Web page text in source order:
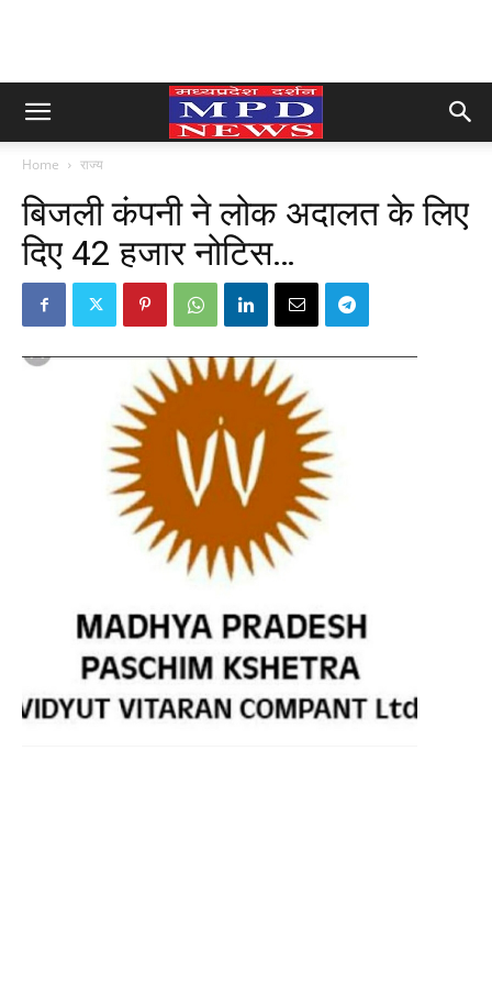
Home राज्य
बिजली कंपनी ने लोक अदालत के लिए
दिए 42 हजार नोटिस…